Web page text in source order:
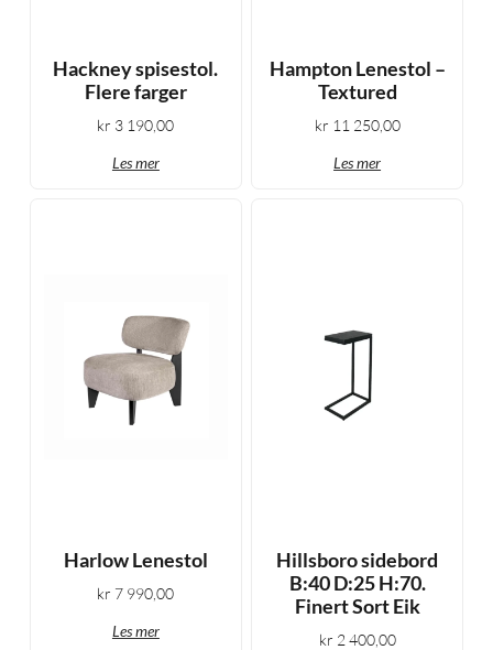
Hackney spisestol.
Flere farger
kr 3 190,00
Les mer
Hampton Lenestol –
Textured
kr 11 250,00
Les mer
Harlow Lenestol
kr 7 990,00
Les mer
Hillsboro sidebord
B:40 D:25 H:70.
Finert Sort Eik
kr 2 400,00